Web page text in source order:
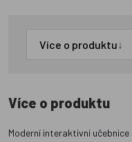
Více o produktu↓
Více o produktu
Moderní interaktivní